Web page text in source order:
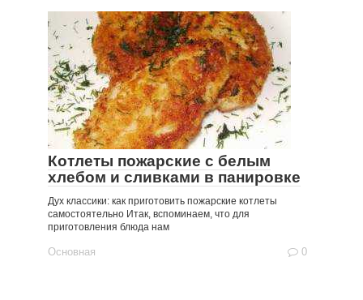
Котлеты пожарские с белым
хлебом и сливками в панировке
Дух классики: как приготовить пожарские котлеты
самостоятельно Итак, вспоминаем, что для
приготовления блюда нам
Основная 0